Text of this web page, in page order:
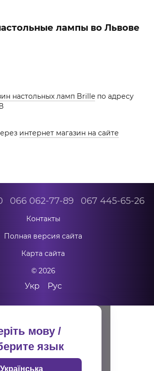
лампы во Львове
настольных ламп Brille по адресу
интернет магазин на сайте
066 062-77-89 067 445-65-26
Контакты
Полная версия сайта
Карта сайта
© 2026
Укр Рус
подарунок
мову /
язык
Українська